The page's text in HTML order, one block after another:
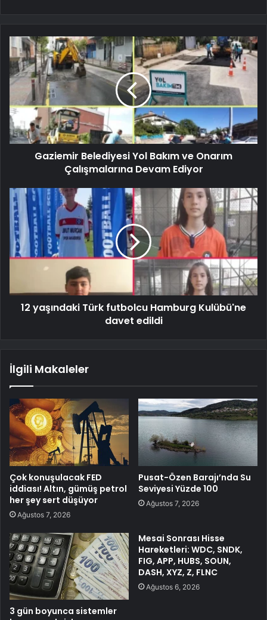
Gaziemir Belediyesi Yol Bakım ve Onarım
Çalışmalarına Devam Ediyor
12 yaşındaki Türk futbolcu Hamburg Kulübü'ne
davet edildi
İlgili Makaleler
Çok konuşulacak FED
iddiası! Altın, gümüş petrol
her şey sert düşüyor
Ağustos 7, 2026
Pusat-Özen Barajı’nda Su
Seviyesi Yüzde 100
Ağustos 7, 2026
3 gün boyunca sistemler
Mesai Sonrası Hisse
Hareketleri: WDC, SNDK,
FIG, APP, HUBS, SOUN,
DASH, XYZ, Z, FLNC
Ağustos 6, 2026